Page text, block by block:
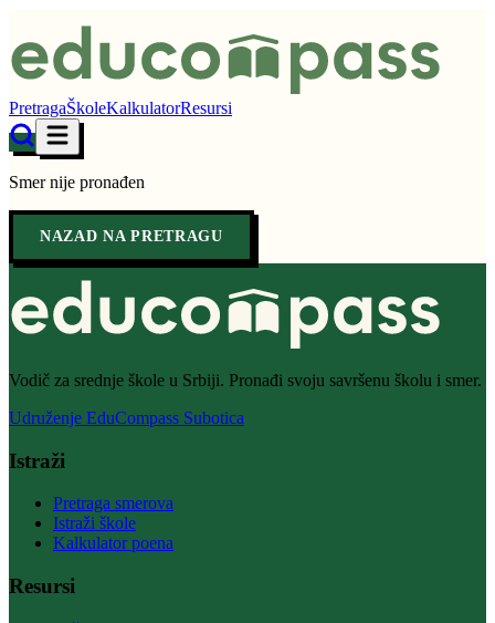
PretragaŠkoleKalkulatorResursi
Smer nije pronađen
NAZAD NA PRETRAGU
Vodič za srednje škole u Srbiji. Pronađi svoju savršenu školu i smer.
Udruženje EduCompass Subotica
Istraži
Pretraga smerova
Istraži škole
Kalkulator poena
Resursi